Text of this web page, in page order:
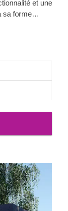
et une
sa forme
plat
rapidement
plus, la